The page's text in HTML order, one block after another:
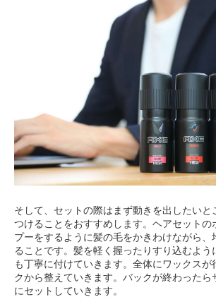
そして、セットの際はまず動きを出したいと
つけることをおすすめします。ヘアセットの
プーをするように髪の毛をかきわけながら、
ることです。髪を軽く握ったりすり込むよう
も丁寧に付けていきます。全体にワックスが
クから整えていきます。バックが終わったら
にセットしていきます。